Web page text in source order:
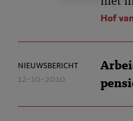
Hof
nieuwsbericht
12-10-2010